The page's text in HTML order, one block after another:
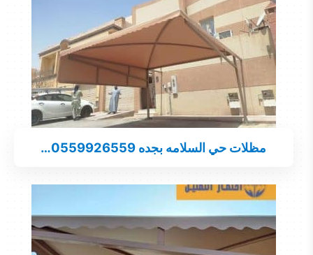
مظلات حي السلامه بجده 0559926559…